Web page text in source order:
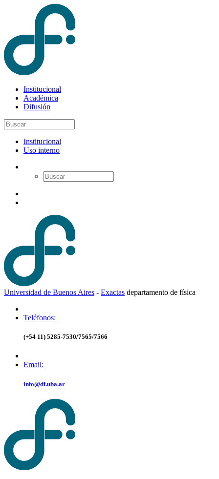
Institucional
Académica
Difusión
Institucional
Uso interno
Universidad de Buenos Aires - Exactas departamento de física
Teléfonos:
(+54 11) 5285-7530/7565/7566
Email:
info@df.uba.ar